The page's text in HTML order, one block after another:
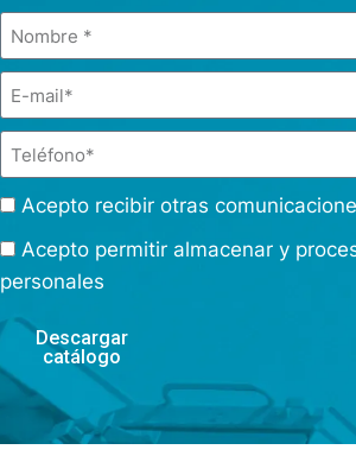
Acepto recibir otras
Acepto permitir almacenar y
personales
Descargar
catálogo